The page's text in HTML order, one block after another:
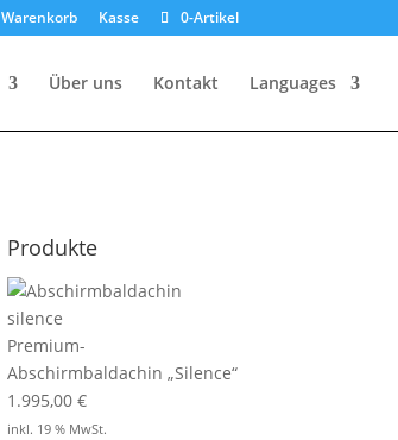
Warenkorb Kasse 0-Artikel
Über uns Kontakt Languages
Produkte
Premium-
Abschirmbaldachin „Silence“
1.995,00€
inkl. 19 % MwSt.